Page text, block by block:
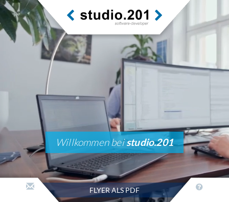
Willkommen beistudio.201
FLYER ALS PDF